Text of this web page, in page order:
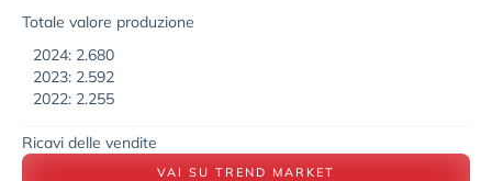
Totale valore produzione
2024: 2.680
2023: 2.592
2022: 2.255
Ricavi delle vendite
VAI SU TREND MARKET